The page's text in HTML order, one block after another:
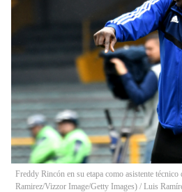
Freddy Rincón en su etapa como asistente
Ramirez/Vizzor Image/Getty Images) / Luis